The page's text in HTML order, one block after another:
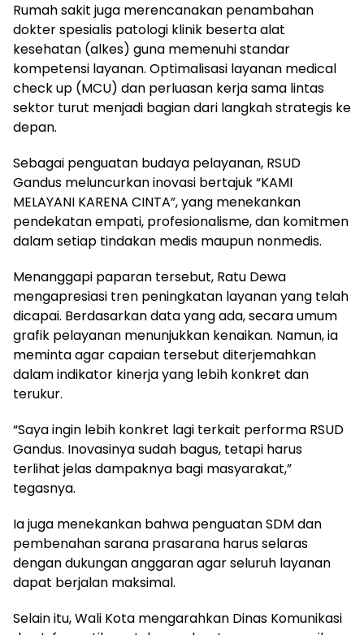
Rumah sakit juga merencanakan penambahan
dokter spesialis patologi klinik beserta alat
kesehatan (alkes) guna memenuhi standar
kompetensi layanan. Optimalisasi layanan medical
check up (MCU) dan perluasan kerja sama lintas
sektor turut menjadi bagian dari langkah strategis ke
depan.
Sebagai penguatan budaya pelayanan, RSUD
Gandus meluncurkan inovasi bertajuk “KAMI
MELAYANI KARENA CINTA”, yang menekankan
pendekatan empati, profesionalisme, dan komitmen
dalam setiap tindakan medis maupun nonmedis.
Menanggapi paparan tersebut, Ratu Dewa
mengapresiasi tren peningkatan layanan yang telah
dicapai. Berdasarkan data yang ada, secara umum
grafik pelayanan menunjukkan kenaikan. Namun, ia
meminta agar capaian tersebut diterjemahkan
dalam indikator kinerja yang lebih konkret dan
terukur.
“Saya ingin lebih konkret lagi terkait performa RSUD
Gandus. Inovasinya sudah bagus, tetapi harus
terlihat jelas dampaknya bagi masyarakat,”
tegasnya.
Ia juga menekankan bahwa penguatan SDM dan
pembenahan sarana prasarana harus selaras
dengan dukungan anggaran agar seluruh layanan
dapat berjalan maksimal.
Selain itu, Wali Kota mengarahkan Dinas Komunikasi